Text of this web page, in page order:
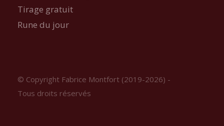
Tirage gratuit
Rune du jour
© Copyright Fabrice Montfort (2019-2026) -
Tous droits réservés